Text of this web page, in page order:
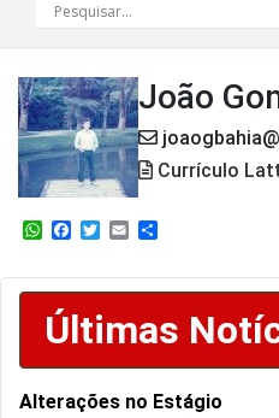
João
Currículo
WhatsApp
Facebook
Twitter
Email
Últimas
Alterações no Estágio